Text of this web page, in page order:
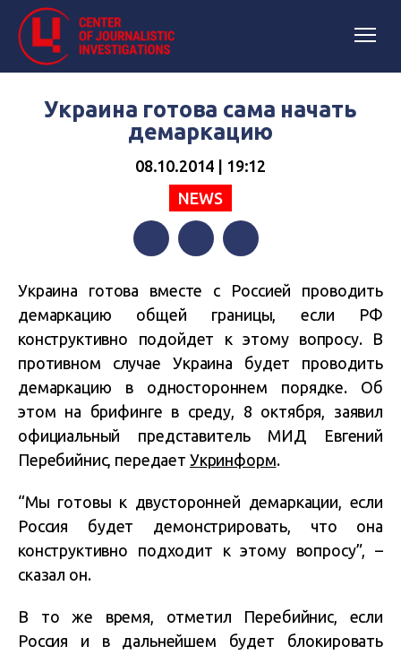
Украина готова сама начать
демаркацию
08.10.2014 | 19:12
NEWS
Украина готова вместе с Россией проводить
демаркацию общей границы, если РФ
конструктивно подойдет к этому вопросу. В
противном случае Украина будет проводить
демаркацию в одностороннем порядке. Об
этом на брифинге в среду, 8 октября, заявил
официальный представитель МИД Евгений
Перебийнис, передает Укринформ.
“Мы готовы к двусторонней демаркации, если
Россия будет демонстрировать, что она
конструктивно подходит к этому вопросу”, –
сказал он.
В то же время, отметил Перебийнис, если
Россия и в дальнейшем будет блокировать